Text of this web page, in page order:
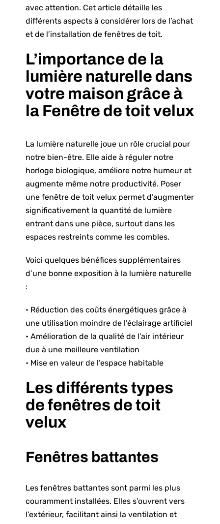
avec attention. Cet article détaille les
différents aspects à considérer lors de l’achat
et de l’installation de fenêtres de toit.
L’importance de la
lumière naturelle dans
votre maison grâce à
la Fenêtre de toit velux
La lumière naturelle joue un rôle crucial pour
notre bien-être. Elle aide à réguler notre
horloge biologique, améliore notre humeur et
augmente même notre productivité. Poser
une fenêtre de toit velux permet d’augmenter
significativement la quantité de lumière
entrant dans une pièce, surtout dans les
espaces restreints comme les combles.
Voici quelques bénéfices supplémentaires
d’une bonne exposition à la lumière naturelle
:
• Réduction des coûts énergétiques grâce à
une utilisation moindre de l’éclairage artificiel
• Amélioration de la qualité de l’air intérieur
due à une meilleure ventilation
• Mise en valeur de l’espace habitable
Les différents types
de fenêtres de toit
velux
Fenêtres battantes
Les fenêtres battantes sont parmi les plus
couramment installées. Elles s’ouvrent vers
l’extérieur, facilitant ainsi la ventilation et